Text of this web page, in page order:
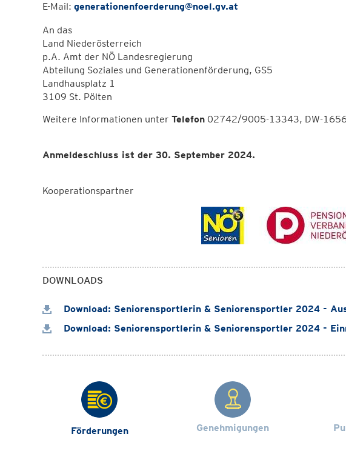
E-Mail: generationenfoerderung@noel.gv.at
An das
Land Niederösterreich
p.A. Amt der NÖ Landesregierung
Abteilung Soziales und Generationenförderung, GS5
Landhausplatz 1
3109 St. Pölten
Weitere Informationen unter Telefon02742/9005-13343, DW-
Anmeldeschluss ist der 30. September 2024.
Kooperationspartner
DOWNLOADS
Download: Seniorensportlerin & Seniorensportler 2024 -
Download: Seniorensportlerin & Seniorensportler 2024 -
Förderungen Genehmigungen